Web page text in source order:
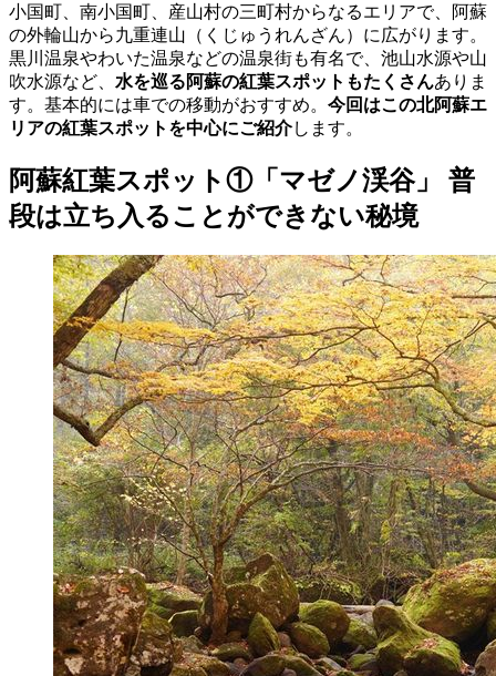
小国町、南小国町、産山村の三町村からなるエリアで、阿蘇
の外輪山から九重連山（くじゅうれんざん）に広がります。
黒川温泉やわいた温泉などの温泉街も有名で、池山水源や山
吹水源など、 水を巡る阿蘇の紅葉スポットもたくさんありま
す。基本的には車での移動がおすすめ。 今回はこの北阿蘇エ
リアの紅葉スポットを中心にご紹介します。
阿蘇紅葉スポット①「マゼノ渓谷」 普
段は立ち入ることができない秘境